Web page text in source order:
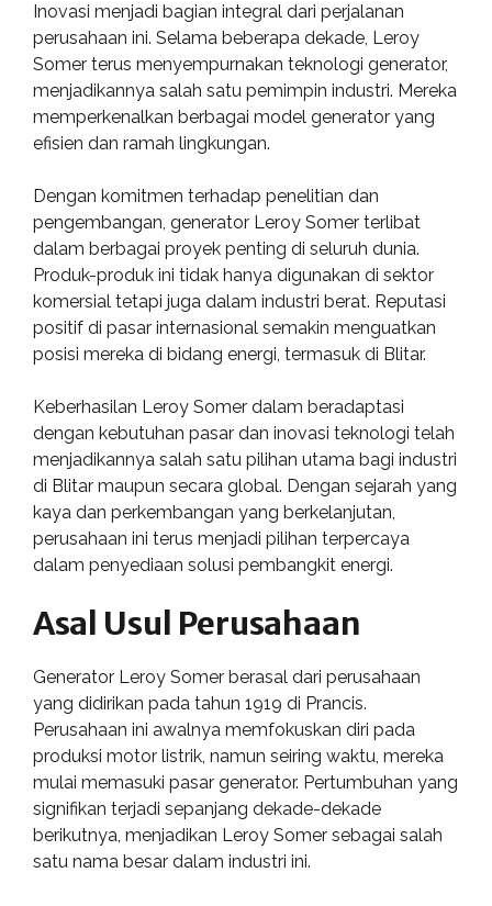
Inovasi menjadi bagian integral dari perjalanan
perusahaan ini. Selama beberapa dekade, Leroy
Somer terus menyempurnakan teknologi generator,
menjadikannya salah satu pemimpin industri. Mereka
memperkenalkan berbagai model generator yang
efisien dan ramah lingkungan.
Dengan komitmen terhadap penelitian dan
pengembangan, generator Leroy Somer terlibat
dalam berbagai proyek penting di seluruh dunia.
Produk-produk ini tidak hanya digunakan di sektor
komersial tetapi juga dalam industri berat. Reputasi
positif di pasar internasional semakin menguatkan
posisi mereka di bidang energi, termasuk di Blitar.
Keberhasilan Leroy Somer dalam beradaptasi
dengan kebutuhan pasar dan inovasi teknologi telah
menjadikannya salah satu pilihan utama bagi industri
di Blitar maupun secara global. Dengan sejarah yang
kaya dan perkembangan yang berkelanjutan,
perusahaan ini terus menjadi pilihan terpercaya
dalam penyediaan solusi pembangkit energi.
Asal Usul Perusahaan
Generator Leroy Somer berasal dari perusahaan
yang didirikan pada tahun 1919 di Prancis.
Perusahaan ini awalnya memfokuskan diri pada
produksi motor listrik, namun seiring waktu, mereka
mulai memasuki pasar generator. Pertumbuhan yang
signifikan terjadi sepanjang dekade-dekade
berikutnya, menjadikan Leroy Somer sebagai salah
satu nama besar dalam industri ini.